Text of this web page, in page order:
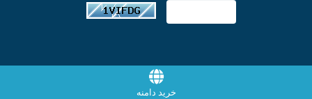
خرید دامنه